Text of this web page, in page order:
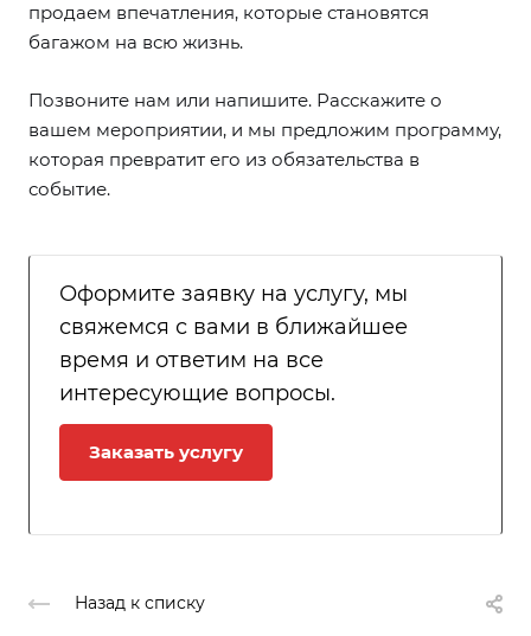
продаем впечатления, которые становятся
багажом на всю жизнь.
Позвоните нам или напишите. Расскажите о
вашем мероприятии, и мы предложим программу,
которая превратит его из обязательства в
событие.
Оформите заявку на услугу, мы
свяжемся с вами в ближайшее
время и ответим на все
интересующие вопросы.
Заказать услугу
Назад к списку